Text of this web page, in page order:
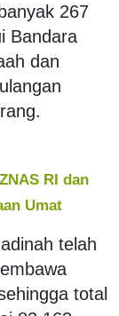
267
Bandara
dan
RI dan
Umat
telah
total